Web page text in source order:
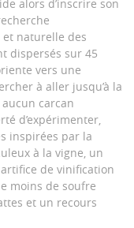
alors d’inscrire son
et naturelle des
dispersés sur 45
vers une
à aller jusqu’à la
carcan
d’expérimenter,
inspirées par la
à la vigne, un
de vinification
moins de soufre
et un recours